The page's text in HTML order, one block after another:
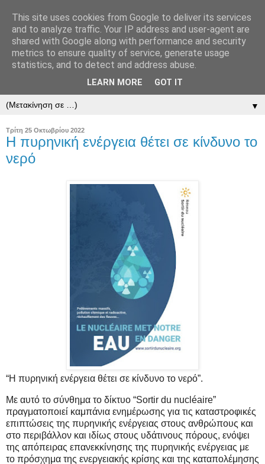
▼
Τρίτη 25 Οκτωβρίου 2022
Η πυρηνική ενέργεια θέτει σε κίνδυνο το
νερό
“Η πυρηνική ενέργεια θέτει σε κίνδυνο το νερό”.
Με αυτό το σύνθημα το δίκτυο “Sortir du nucléaire”
πραγματοποιεί καμπάνια ενημέρωσης για τις καταστροφικές
επιπτώσεις της πυρηνικής ενέργειας στους ανθρώπους και
στο περιβάλλον και ιδίως στους υδάτινους πόρους, ενόψει
της απόπειρας επανεκκίνησης της πυρηνικής ενέργειας με
το πρόσχημα της ενεργειακής κρίσης και της καταπολέμησης
This site uses cookies from Google to deliver its services
and to analyze traffic. Your IP address and user-agent are
shared with Google along with performance and security
metrics to ensure quality of service, generate usage
statistics, and to detect and address abuse.
LEARN MORE GOT IT